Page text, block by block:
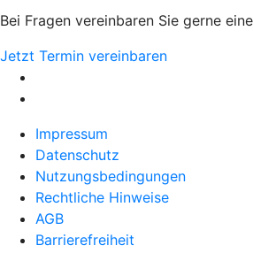
Bei Fragen vereinbaren Sie gerne
Jetzt Termin vereinbaren
Impressum
Datenschutz
Nutzungsbedingungen
Rechtliche Hinweise
AGB
Barrierefreiheit